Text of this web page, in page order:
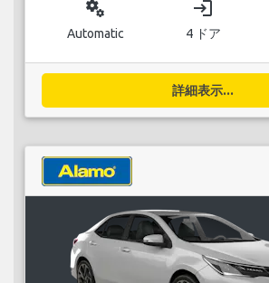
miscellaneous_services
Automatic
login
4 ドア
詳細表示...